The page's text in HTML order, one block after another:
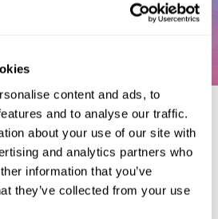
content and ads, to
and to analyse our traffic.
about your use of our site with
and analytics partners who
information that you’ve
they’ve collected from your use
Weintraub, S. (1983). Boston Naming